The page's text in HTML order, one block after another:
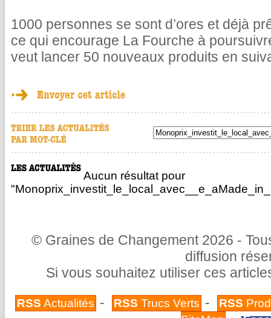
1000 personnes se sont d’ores et déjà
ce qui encourage La Fourche à
veut lancer 50 nouveaux produits en
Aucun résultat pour
© Graines de Changement 2026 -
diffusion
Si vous souhaitez utiliser ces
RSS Actualités - RSS Trucs Verts - RSS